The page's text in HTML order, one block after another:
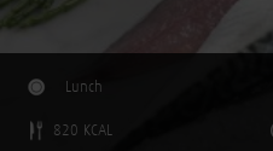
Lunch
820 KCAL